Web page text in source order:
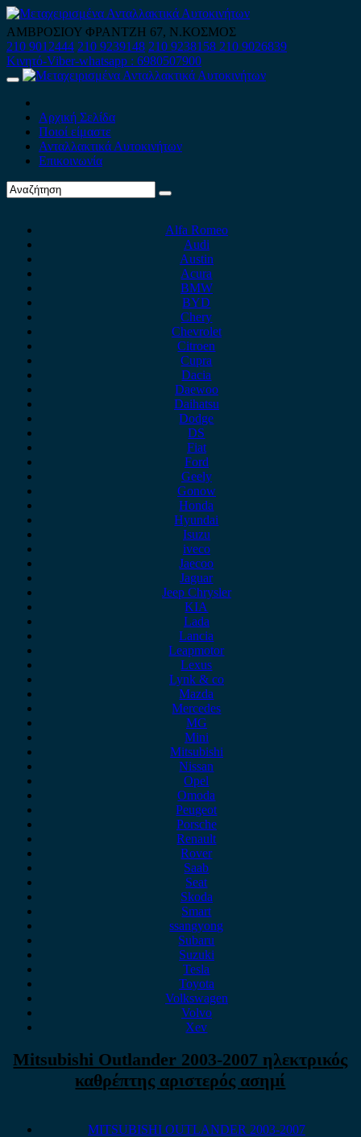
Skip
to
content
ΑΜΒΡΟΣΙΟΥ ΦΡΑΝΤΖΗ 67, Ν.ΚΟΣΜΟΣ
210 9012444 210 9239148 210 9238158 210 9026839
Κινητό-Viber-whatsapp : 6980507900
Primary
Αρχική Σελίδα
Ποιοί είμαστε
Ανταλλακτικά Αυτοκινήτων
Επικοινωνία
Alfa Romeo
Audi
Austin
Acura
BMW
BYD
Chery
Chevrolet
Citroen
Cupra
Dacia
Daewoo
Daihatsu
Dodge
DS
Fiat
Ford
Geely
Gonow
Honda
Hyundai
Isuzu
iveco
Jaecoo
Jaguar
Jeep Chrysler
KIA
Lada
Lancia
Leapmotor
Lexus
Lynk & co
Mazda
Mercedes
MG
Mini
Mitsubishi
Nissan
Opel
Omoda
Peugeot
Porsche
Renault
Rover
Saab
Seat
Skoda
Smart
ssangyong
Subaru
Suzuki
Tesla
Toyota
Volkswagen
Volvo
Xev
Mitsubishi Outlander 2003-2007 ηλεκτρικός
καθρέπτης αριστερός ασημί
MITSUBISHI OUTLANDER 2003-2007